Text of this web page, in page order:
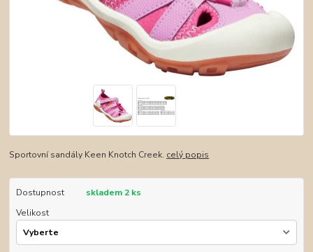
Sportovní sandály Keen Knotch Creek. celý popis
Dostupnost
skladem 2 ks
Velikost